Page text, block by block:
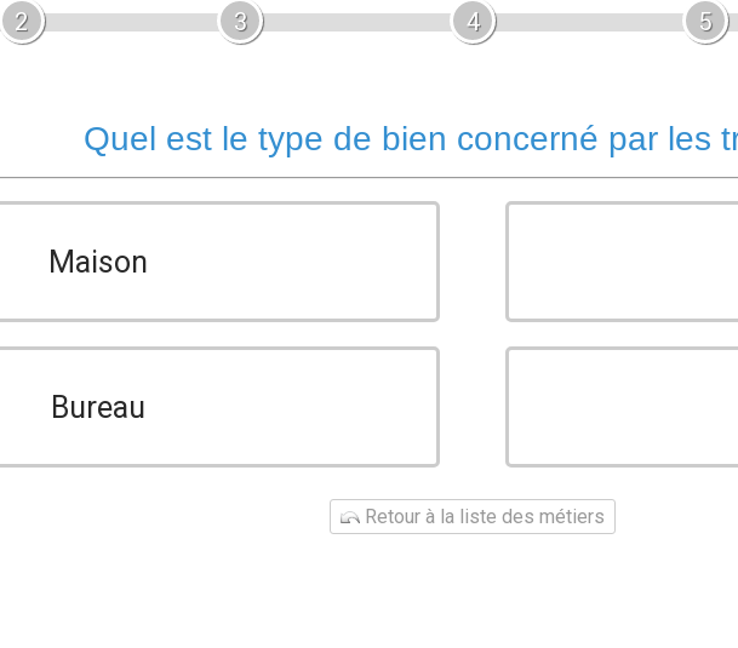
2 3 4 5
Quel est le type de bien concerné par les
Maison
Bureau
Retour à la liste des métiers